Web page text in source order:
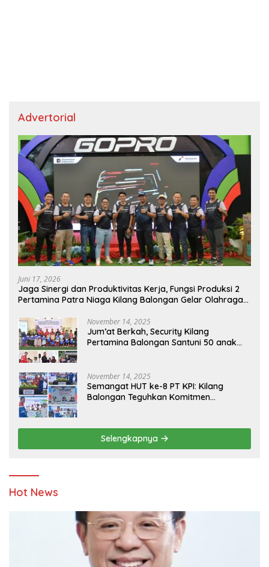
Advertorial
Juni 17, 2026
Jaga Sinergi dan Produktivitas Kerja, Fungsi Produksi 2
Pertamina Patra Niaga Kilang Balongan Gelar Olahraga
November 14, 2025
Jum’at Berkah, Security Kilang
Pertamina Balongan Santuni 50 anak
November 14, 2025
Semangat HUT ke-8 PT KPI: Kilang
Balongan Teguhkan Komitmen
Pendidikan
Selengkapnya
Hot News